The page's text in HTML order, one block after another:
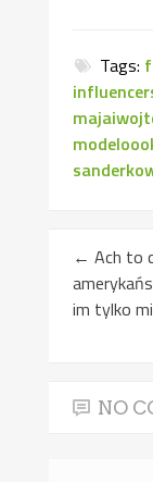
Tags:
← Ach to
im tylko
NO